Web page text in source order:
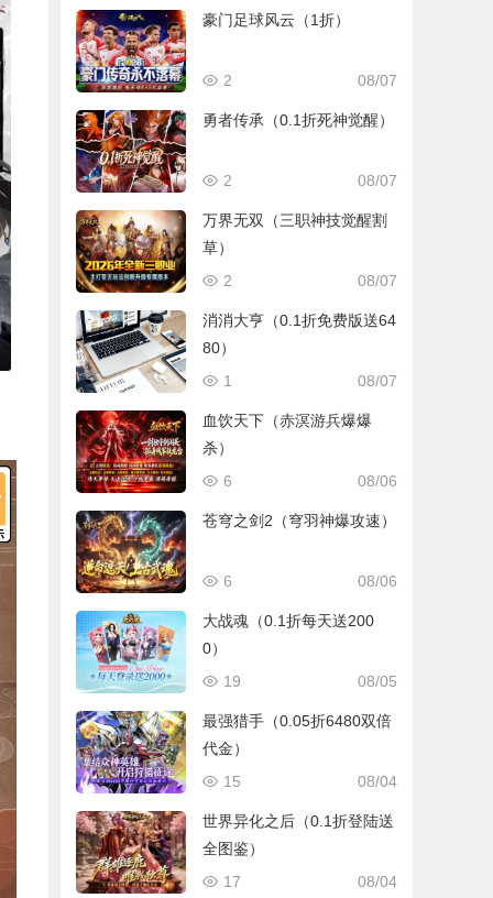
豪门足球风云（1折）
08/07
2
勇者传承（0.1折死神觉醒）
08/07
2
万界无双（三职神技觉醒割
草）
08/07
2
消消大亨（0.1折免费版送64
80）
08/07
1
血饮天下（赤溟游兵爆爆
杀）
08/06
6
苍穹之剑2（穹羽神爆攻速）
08/06
6
大战魂（0.1折每天送200
0）
08/05
19
最强猎手（0.05折6480双倍
代金）
08/04
15
世界异化之后（0.1折登陆送
全图鉴）
08/04
17